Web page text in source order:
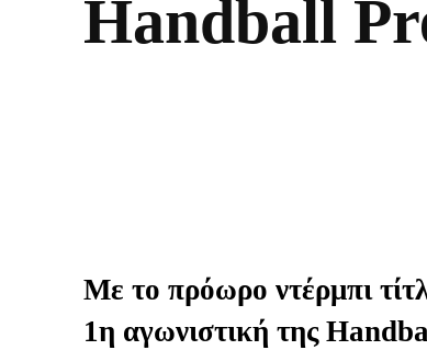
Handball
Με το πρόωρο ντέρμπι
1η αγωνιστική της